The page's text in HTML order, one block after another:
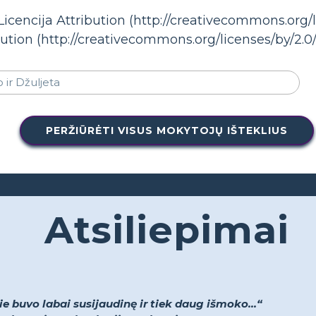
Attribution (http://creativecommons.org/
(http://creativecommons.org/licenses/by/
PERŽIŪRĖTI VISUS MOKYTOJŲ IŠTEKLIUS
Atsiliepimai
buvo labai susijaudinę ir tiek daug išmoko...“